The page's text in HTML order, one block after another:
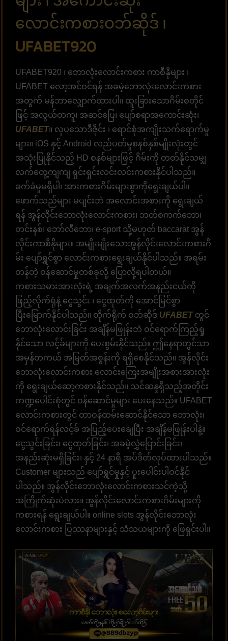
လောင်းကစားဝဘ်ဆိုဒ် ၊
UFABET920
UFABET920 ၊ ဘောလုံးလောင်းကစား ကာစီနိုများ ၊
UFABET လော့အင်ဝင်ရန် အခမဲ့ဘောလုံးလောင်းကစား
အတွက် မန်ဘာလျှောက်ထားပါ။ ထူးခြားသောဂိမ်းစတိုင်
ဖြင့် အလွယ်တကူ၊ အဆင်ပြေ၊ ပျော်စရာအကောင်းဆုံး၊
UFABET။ လှပသောဒီဇိုင်း ၊ ရောင်စုံအကျိုးသက်ရောက်မှု
များ။ iOS နှင့် Android လည်ပတ်မှုစနစ်နှစ်မျိုးလုံးတွင်
အသုံးပြုနိုင်သည့် HD စနစ်များဖြင့် ဂိမ်းကို တတ်နိုင်သမျှ
လက်တွေ့ကျကျ ရှင်းရှင်းလင်းလင်းကစားနိုင်ပါသည်။
ခက်ခဲမှုမရှိပါ၊ အားကစားဂိမ်းများစွာကိုရွေးချယ်ပါ။
ဖောက်သည်များ မပျင်းဘဲ အလောင်းအစားကို ရွေးချယ်
ရန် အွန်လိုင်းဘောလုံးလောင်းကစား၊ ဘတ်စကက်ဘော၊
တင်းနစ်၊ ဘော်လီဘော၊ e-sport သို့မဟုတ် baccarat အွန်
လိုင်းကာစီနိုများ။ အမျိုးမျိုးသောအွန်လိုင်းလောင်းကစားဂိ
မ်း ပျော်ရွှင်စွာ လောင်းကစားရွေးချယ်နိုင်ပါသည်။ အရမ်း
တန်တဲ့ ဝန်ဆောင်မှုတစ်ခုလို့ ပြောလို့ရပါတယ်။
ကစားသမားအားလုံးရဲ့ အချက်အလက်အနည်းငယ်ကို
ဖြည့်လိုက်ရုံနဲ့ ငွေသွင်း ၊ ငွေထုတ်ကို အောင်မြင်စွာ
ပြီးမြောက်နိုင်ပါသည်။ တိုက်ရိုက် ဝဘ်ဆိုဒ် UFABETတွင်
ဘောလုံးလောင်းခြင်း အချိန်မဖြုန်းဘဲ ဝင်ရောက်ကြည့်ရှု
နိုင်သော လင့်ခ်များကို ပေးစွမ်းနိုင်သည်။ ဤနေရာတွင်သာ
အမှန်တကယ် အမြတ်အစွန်းကို ရရှိစေနိုင်သည်။ အွန်လိုင်း
ဘောလုံးလောင်းကစား လောင်းကြေးအမျိုးအစားအားလုံး
ကို ရွေးချယ်ဆော့ကစားနိုင်သည်။ သင်ဆန္ဒရှိသည့်အတိုင်း
ကဏ္ဍပေါင်းစုံတွင် ဝန်ဆောင်မှုများ ပေးနေသည်။ UFABET
လောင်းကစားတွင် တာဝန်ထမ်းဆောင်နိုင်သော ဘောလုံး၊
ဝင်ရောက်ရန်လင့်ခ် အပြည့်ပေးချေပြီး အချိန်မဖြုန်းပါနဲ့။
ငွေသွင်းခြင်း၊ ငွေထုတ်ခြင်း၊ အခမဲ့လွှဲပြောင်းခြင်း၊
အနည်းဆုံးမရှိခြင်း၊ နှင့် 24 နာရီ အပ်ဒိတ်လုပ်ထားပါသည်။
Customer များသည် ပျော်ရွှင်မှုနှင့် ပူးပေါင်းပါဝင်နိုင်
ပါသည်။ အွန်လိုင်းဘောလုံးလောင်းကစားသင်ကဲ့သို့
အကြိုက်ဆုံးပဲလား။ အွန်လိုင်းလောင်းကစားဂိမ်းများကို
ကစားရန် ရွေးချယ်ပါ။ online slots အွန်လိုင်းဘောလုံး
လောင်းကစား ပြဿနာများနှင့် သံသယများကို ဖြေရှင်းပါ။